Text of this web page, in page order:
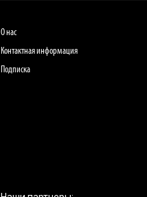
О нас
Контактная информация
Подписка